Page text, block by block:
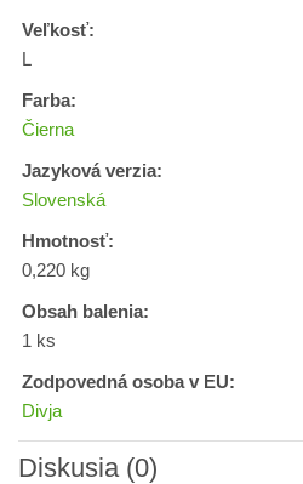
Veľkosť:
L
Farba:
Čierna
Jazyková verzia:
Slovenská
Hmotnosť:
0,220 kg
Obsah balenia:
1 ks
Zodpovedná osoba v EU:
Divja
Diskusia (0)